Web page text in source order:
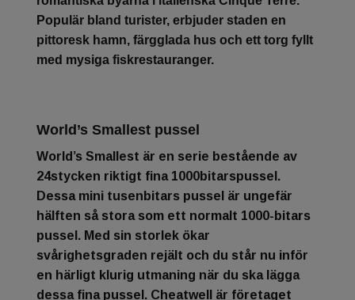
Populär bland turister, erbjuder staden en
pittoresk hamn, färgglada hus och ett torg fyllt
med mysiga fiskrestauranger.
World’s Smallest pussel
World’s Smallest är en serie bestående av
24stycken riktigt fina 1000bitarspussel.
Dessa mini tusenbitars pussel är ungefär
hälften så stora som ett normalt 1000-bitars
pussel. Med sin storlek ökar
svårighetsgraden rejält och du står nu inför
en härligt klurig utmaning när du ska lägga
dessa fina pussel. Cheatwell är företaget